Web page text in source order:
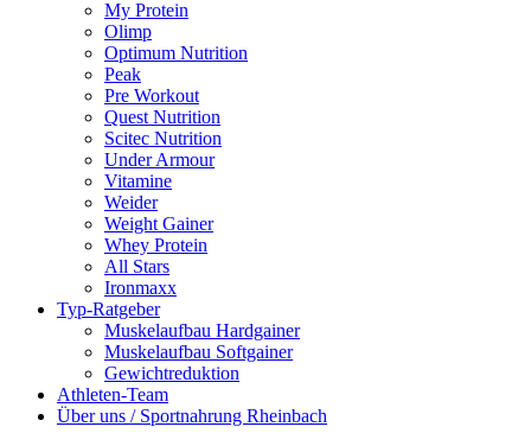
My Protein
Olimp
Optimum Nutrition
Peak
Pre Workout
Quest Nutrition
Scitec Nutrition
Under Armour
Vitamine
Weider
Weight Gainer
Whey Protein
All Stars
Ironmaxx
Typ-Ratgeber
Muskelaufbau Hardgainer
Muskelaufbau Softgainer
Gewichtreduktion
Athleten-Team
Über uns / Sportnahrung Rheinbach